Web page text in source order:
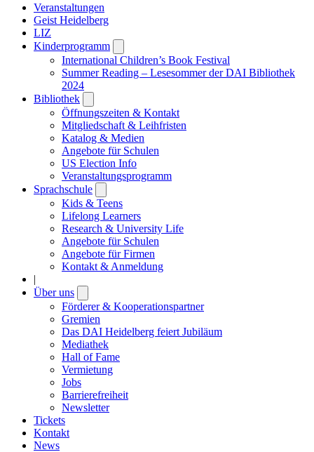
Veranstaltungen
Geist Heidelberg
LIZ
Kinderprogramm
submenu
International Children’s Book Festival
Summer Reading – Lesesommer der DAI Bibliothek
2024
Bibliothek
submenu
Öffnungszeiten & Kontakt
Mitgliedschaft & Leihfristen
Katalog & Medien
Angebote für Schulen
US Election Info
Veranstaltungsprogramm
Sprachschule
submenu
Kids & Teens
Lifelong Learners
Research & University Life
Angebote für Schulen
Angebote für Firmen
Kontakt & Anmeldung
|
Über uns
submenu
Förderer & Kooperationspartner
Gremien
Das DAI Heidelberg feiert Jubiläum
Mediathek
Hall of Fame
Vermietung
Jobs
Barrierefreiheit
Newsletter
Tickets
Kontakt
News